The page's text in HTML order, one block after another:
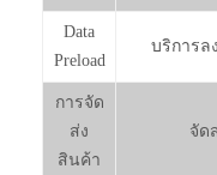
Data
Preload
บริการล
การจัด
ส่ง
สินค้า
จัด